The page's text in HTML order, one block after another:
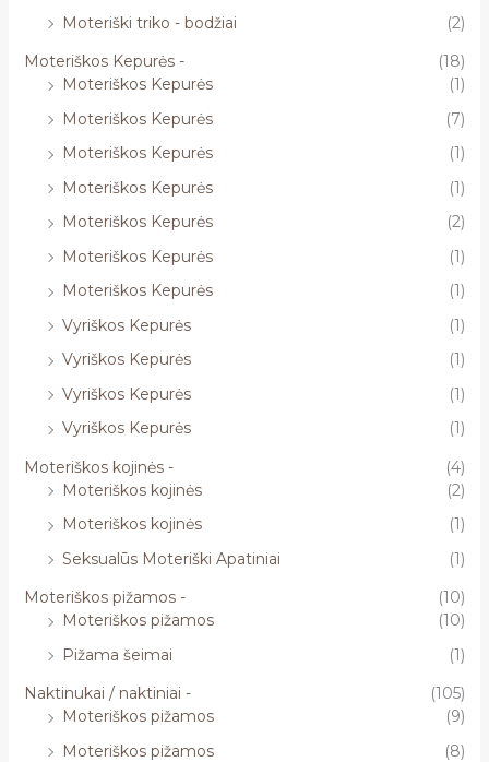
Moteriški triko - bodžiai
(2)
Moteriškos Kepurės -
(18)
Moteriškos Kepurės
(1)
Moteriškos Kepurės
(7)
Moteriškos Kepurės
(1)
Moteriškos Kepurės
(1)
Moteriškos Kepurės
(2)
Moteriškos Kepurės
(1)
Moteriškos Kepurės
(1)
Vyriškos Kepurės
(1)
Vyriškos Kepurės
(1)
Vyriškos Kepurės
(1)
Vyriškos Kepurės
(1)
Moteriškos kojinės -
(4)
Moteriškos kojinės
(2)
Moteriškos kojinės
(1)
Seksualūs Moteriški Apatiniai
(1)
Moteriškos pižamos -
(10)
Moteriškos pižamos
(10)
Pižama šeimai
(1)
Naktinukai / naktiniai -
(105)
Moteriškos pižamos
(9)
Moteriškos pižamos
(8)